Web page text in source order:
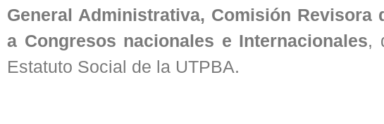
General Administrativa, Comisión Revisora
a Congresos nacionales e Internacionales,
Estatuto Social de la UTPBA.